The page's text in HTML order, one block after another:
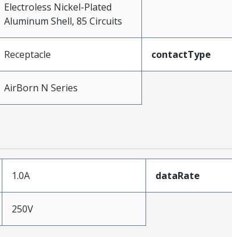
Electroless Nickel-Plated
Aluminum Shell, 85 Circuits
Receptacle contactType
AirBorn N Series
1.0A dataRate
250V